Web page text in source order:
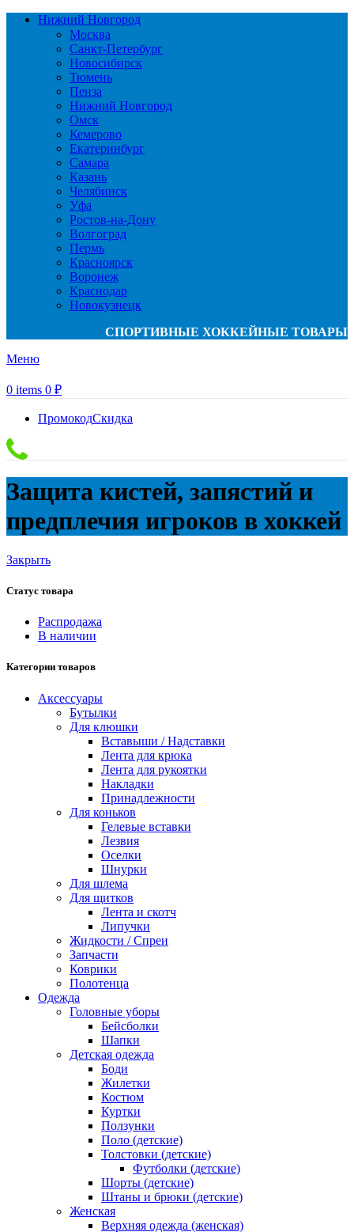
Нижний Новгород
Москва
Санкт-Петербург
Новосибирск
Тюмень
Пенза
Нижний Новгород
Омск
Кемерово
Екатеринбург
Самара
Казань
Челябинск
Уфа
Ростов-на-Дону
Волгоград
Пермь
Красноярск
Воронеж
Краснодар
Новокузнецк
СПОРТИВНЫЕ ХОККЕЙНЫЕ ТОВАРЫ
Меню
0 items 0 ₽
ПромокодСкидка
Защита кистей, запястий и
предплечия игроков в хоккей
Закрыть
Статус товара
Распродажа
В наличии
Категории товаров
Аксессуары
Бутылки
Для клюшки
Вставыши / Надставки
Лента для крюка
Лента для рукоятки
Накладки
Принадлежности
Для коньков
Гелевые вставки
Лезвия
Оселки
Шнурки
Для шлема
Для щитков
Лента и скотч
Липучки
Жидкости / Спреи
Запчасти
Коврики
Полотенца
Одежда
Головные уборы
Бейсболки
Шапки
Детская одежда
Боди
Жилетки
Костюм
Куртки
Ползунки
Поло (детские)
Толстовки (детские)
Футболки (детские)
Шорты (детские)
Штаны и брюки (детские)
Женская
Верхняя одежда (женская)